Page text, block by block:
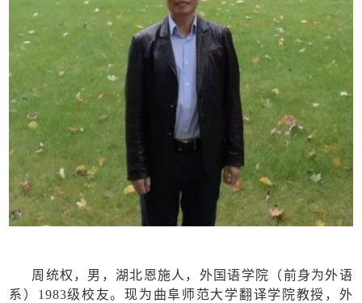
周统权，男，湖北恩施人，外国语学院（前身为外语
系） 1983级校友。现为曲阜师范大学翻译学院教授，外